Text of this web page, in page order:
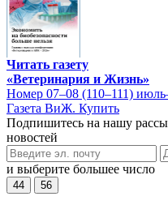
Читать газету
«Ветеринария и Жизнь»
Номер 07–08 (110–111)
Газета ВиЖ. Купить
Подпишитесь на нашу
новостей
и выберите большее число
44 56